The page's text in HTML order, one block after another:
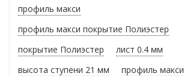
профиль макси
профиль макси покрытие Полиэстер
покрытие Полиэстер
лист 0.4 мм
высота ступени 21 мм
профиль макси